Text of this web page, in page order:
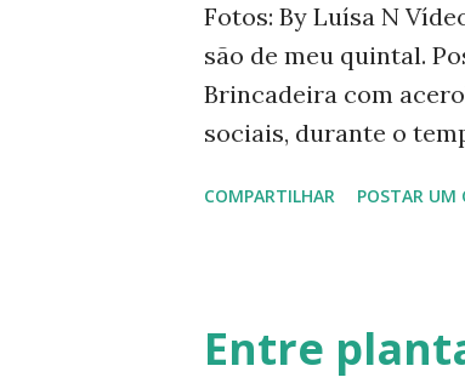
mato, falsa-cereja,
juçara, pitangatuba,
desaparecimento. Em
Fotos: By Luísa N
são de meu quintal.
Brincadeira com
sociais, durante o
vitamina C, aqui
https://
quarentena.html 3-
COMPARTILHAR POSTAR UM
Entre